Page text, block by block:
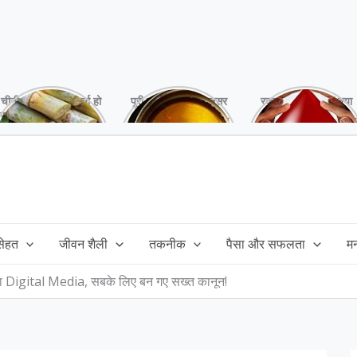
चीनी को कर दें ना, वर्ना हो
सकता है बहुत बड़ा नुक्सान
पूरी बनाने के बाद, अक्सर
तेल बच जाता है,ऐसे में
रक्तदान है ‘महादान’ क्या
आपने करवाया, स्वस्थ
जीवन शैली तकनीक पैसा और सफलता
Digital Media, सबके लिए बन गए सख्त कानून!